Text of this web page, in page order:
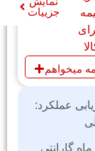
جزییات
میخواهم
عملکرد:
18 ماه گارانتی